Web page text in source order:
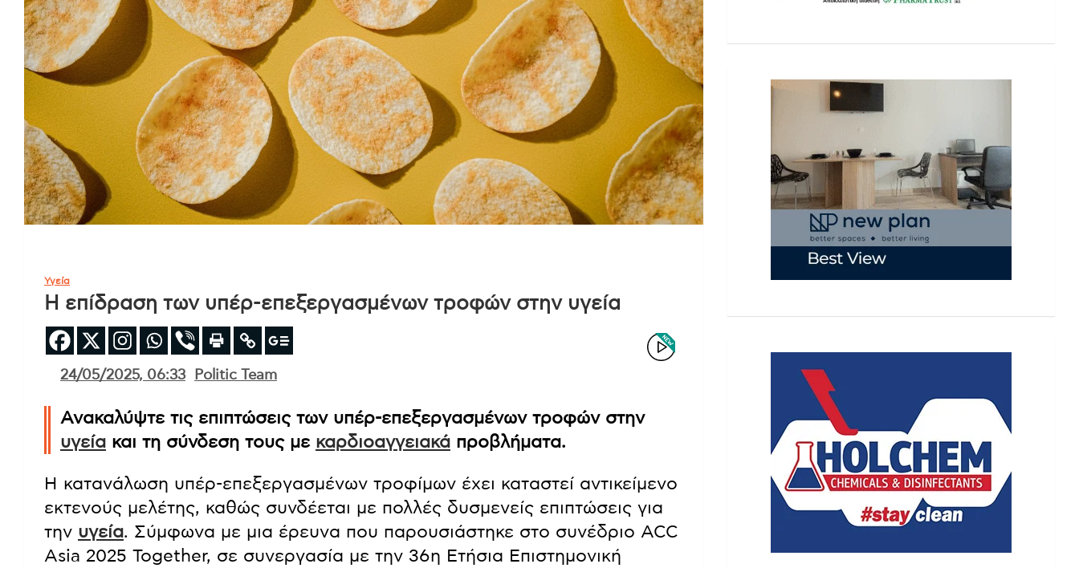
Υγεία
Η επίδραση των υπέρ-επεξεργασμένων τροφών στην υγεία
24/05/2025, 06:33 Politic Team
Ανακαλύψτε τις επιπτώσεις των υπέρ-επεξεργασμένων τροφών στην
υγεία και τη σύνδεση τους με καρδιοαγγειακά προβλήματα.
Η κατανάλωση υπέρ-επεξεργασμένων τροφίμων έχει καταστεί αντικείμενο
εκτενούς μελέτης, καθώς συνδέεται με πολλές δυσμενείς επιπτώσεις για
την υγεία. Σύμφωνα με μια έρευνα που παρουσιάστηκε στο συνέδριο ACC
Asia 2025 Together, σε συνεργασία με την 36η Ετήσια Επιστημονική